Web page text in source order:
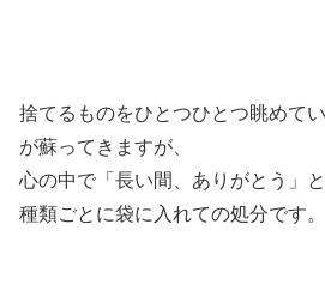
捨てるものをひとつひとつ眺めて
が蘇ってきますが、
心の中で「長い間、ありがとう」と
種類ごとに袋に入れての処分です。